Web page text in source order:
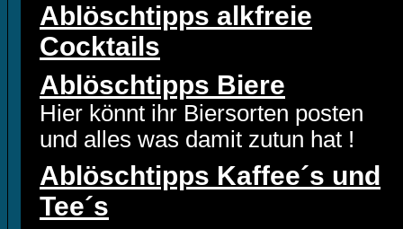
Ablöschtipps alkfreie
Cocktails
Ablöschtipps Biere
Hier könnt ihr Biersorten posten
und alles was damit zutun hat !
Ablöschtipps Kaffee´s und
Tee´s